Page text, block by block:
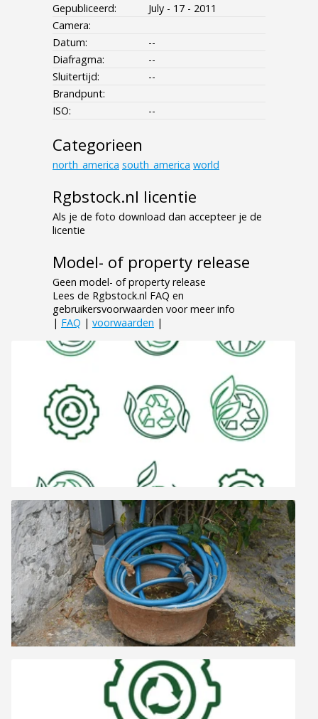
Gepubliceerd:
July - 17 - 2011
Camera:
Datum:
--
Diafragma:
--
Sluitertijd:
--
Brandpunt:
ISO:
--
Categorieen
north_america south_america world
Rgbstock.nl licentie
Als je de foto download dan accepteer je de
licentie
Model- of property release
Geen model- of property release
Lees de Rgbstock.nl FAQ en
gebruikersvoorwaarden voor meer info
| FAQ | voorwaarden |